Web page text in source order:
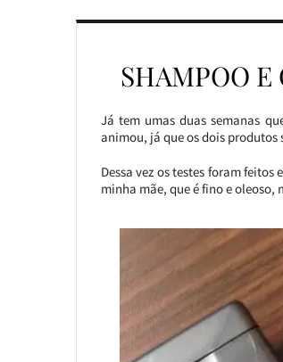
SHAMPOO
Já tem umas duas semanas
animou, já que os dois produtos
Dessa vez os testes foram
minha mãe, que é fino e oleoso,